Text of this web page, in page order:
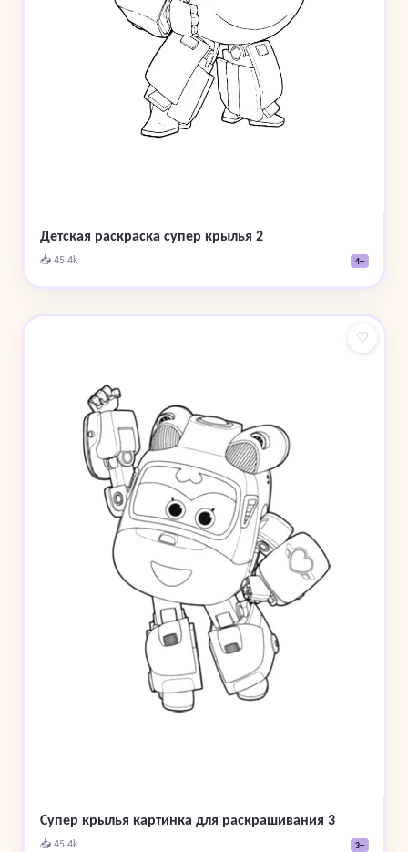
Детская раскраска супер крылья 2
📥 45.4k 4+
♡
Супер крылья картинка для раскрашивания 3
📥 45.4k 3+